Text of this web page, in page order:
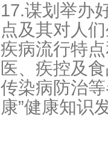
17.谋划举办
点及其对人
疾病流行特
医、疾控及
传染病防治
康”健康知识